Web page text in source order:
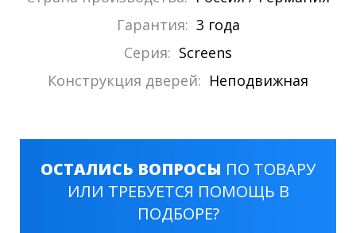
Гарантия: 3 года
Серия: Screens
Конструкция дверей: Неподвижная
ОСТАЛИСЬ ВОПРОСЫ ПО ТОВАРУ
ИЛИ ТРЕБУЕТСЯ ПОМОЩЬ В
ПОДБОРЕ?